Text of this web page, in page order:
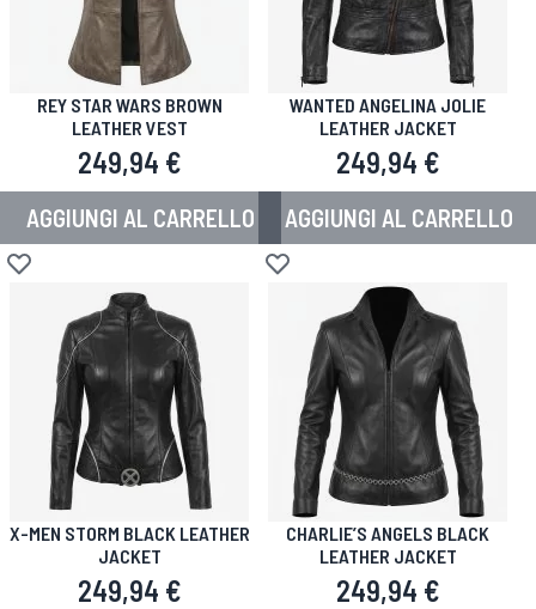
REY STAR WARS BROWN
LEATHER VEST
249,94 €
AGGIUNGI AL CARRELLO
Aggiungi alla lista desideri
WANTED ANGELINA JOLIE
LEATHER JACKET
249,94 €
AGGIUNGI AL CARRELLO
Aggiungi alla lista desideri
X-MEN STORM BLACK LEATHER
JACKET
249,94 €
CHARLIE’S ANGELS BLACK
LEATHER JACKET
249,94 €